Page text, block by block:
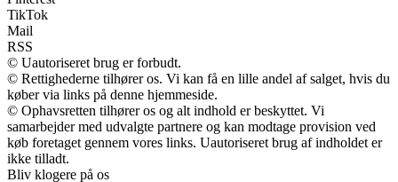
TikTok
Mail
RSS
© Uautoriseret brug er forbudt.
© Rettighederne tilhører os. Vi kan få en lille andel af salget, hvis du
køber via links på denne hjemmeside.
© Ophavsretten tilhører os og alt indhold er beskyttet. Vi
samarbejder med udvalgte partnere og kan modtage provision ved
køb foretaget gennem vores links. Uautoriseret brug af indholdet er
ikke tilladt.
Bliv klogere på os